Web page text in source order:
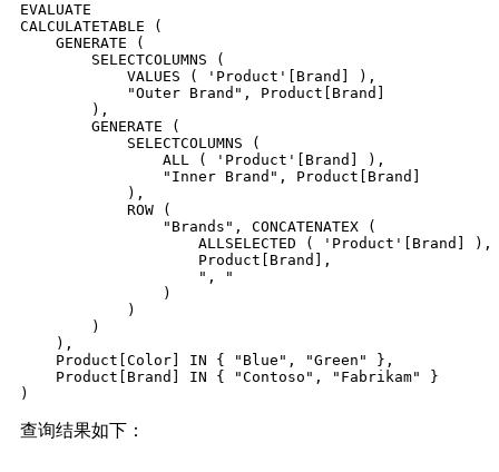
EVALUATE
CALCULATETABLE (
    GENERATE (
        SELECTCOLUMNS (
            VALUES ( 'Product'[Brand] ),
            "Outer Brand", Product[Brand]
        ),
        GENERATE (
            SELECTCOLUMNS (
                ALL ( 'Product'[Brand] ),
                "Inner Brand", Product[Brand]
            ),
            ROW (
                "Brands", CONCATENATEX (
                    ALLSELECTED ( 'Product'[Brand] ),
                    Product[Brand],
                    ", "
                )
            )
        )
    ),
    Product[Color] IN { "Blue", "Green" },
    Product[Brand] IN { "Contoso", "Fabrikam" }
)
查询结果如下：